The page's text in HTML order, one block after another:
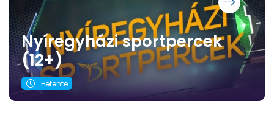
Nyíregyházi sportpercek
(12+)
Hetente